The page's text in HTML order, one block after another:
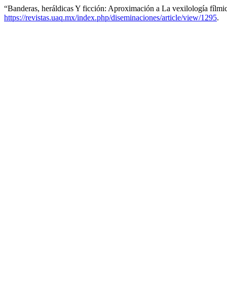
“Banderas, heráldicas Y ficción: Aproximación a La vexilología
https://revistas.uaq.mx/index.php/diseminaciones/article/view/1295.